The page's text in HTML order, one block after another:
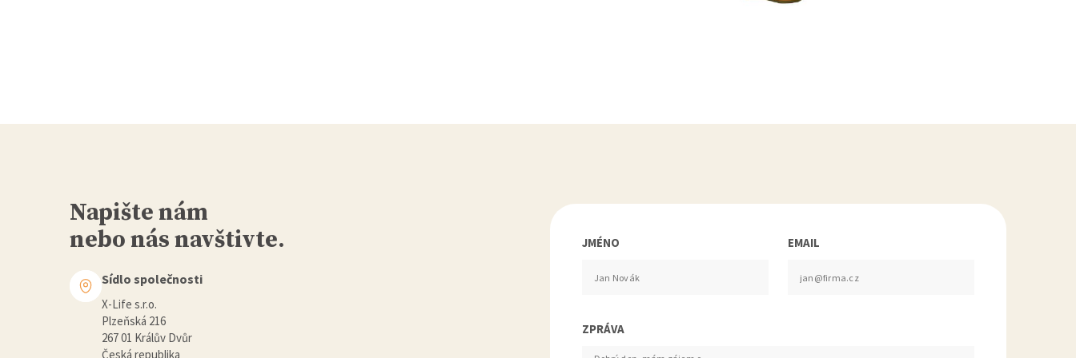
Napište nám
nebo nás navštivte.
Sídlo společnosti
X-Life s.r.o.
Plzeňská 216
267 01 Králův Dvůr
Česká republika
JMÉNO EMAIL
ZPRÁVA